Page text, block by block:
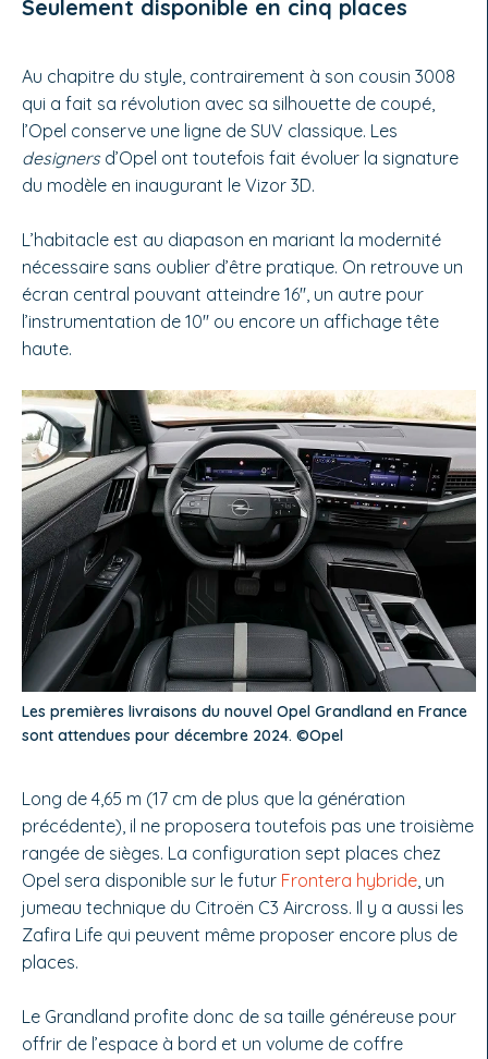
Seulement disponible en cinq places
Au chapitre du style, contrairement à son cousin 3008
qui a fait sa révolution avec sa silhouette de coupé,
l’Opel conserve une ligne de SUV classique. Les
designersd’Opel ont toutefois fait évoluer la signature
du modèle en inaugurant le Vizor 3D.
L’habitacle est au diapason en mariant la modernité
nécessaire sans oublier d’être pratique. On retrouve un
écran central pouvant atteindre 16'', un autre pour
l’instrumentation de 10'' ou encore un affichage tête
haute.
Les premières livraisons du nouvel Opel Grandland en France
sont attendues pour décembre 2024. ©Opel
Long de 4,65 m (17 cm de plus que la génération
précédente), il ne proposera toutefois pas une troisième
rangée de sièges. La configuration sept places chez
Opel sera disponible sur le futur Frontera hybride, un
jumeau technique du Citroën C3 Aircross. Il y a aussi les
Zafira Life qui peuvent même proposer encore plus de
places.
Le Grandland profite donc de sa taille généreuse pour
offrir de l’espace à bord et un volume de coffre